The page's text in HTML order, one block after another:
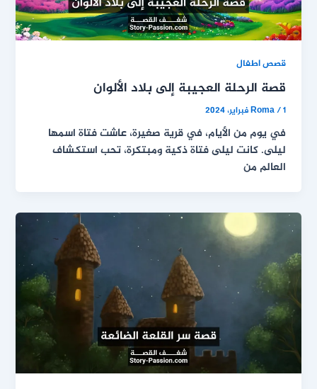
قصص اطفال
قصة الرحلة العجيبة إلى بلاد الألوان
Roma/1 فبراير، 2024
في يوم من الأيام، في قرية صغيرة، عاشت فتاة اسمها
ليلى. كانت ليلى فتاة ذكية ومبتكرة، تحب استكشاف
العالم من